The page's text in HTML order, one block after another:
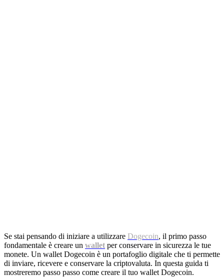
Se stai pensando di iniziare a utilizzare Dogecoin, il primo passo
fondamentale è creare un wallet per conservare in sicurezza le tue
monete. Un wallet Dogecoin è un portafoglio digitale che ti permette
di inviare, ricevere e conservare la criptovaluta. In questa guida ti
mostreremo passo passo come creare il tuo wallet Dogecoin.